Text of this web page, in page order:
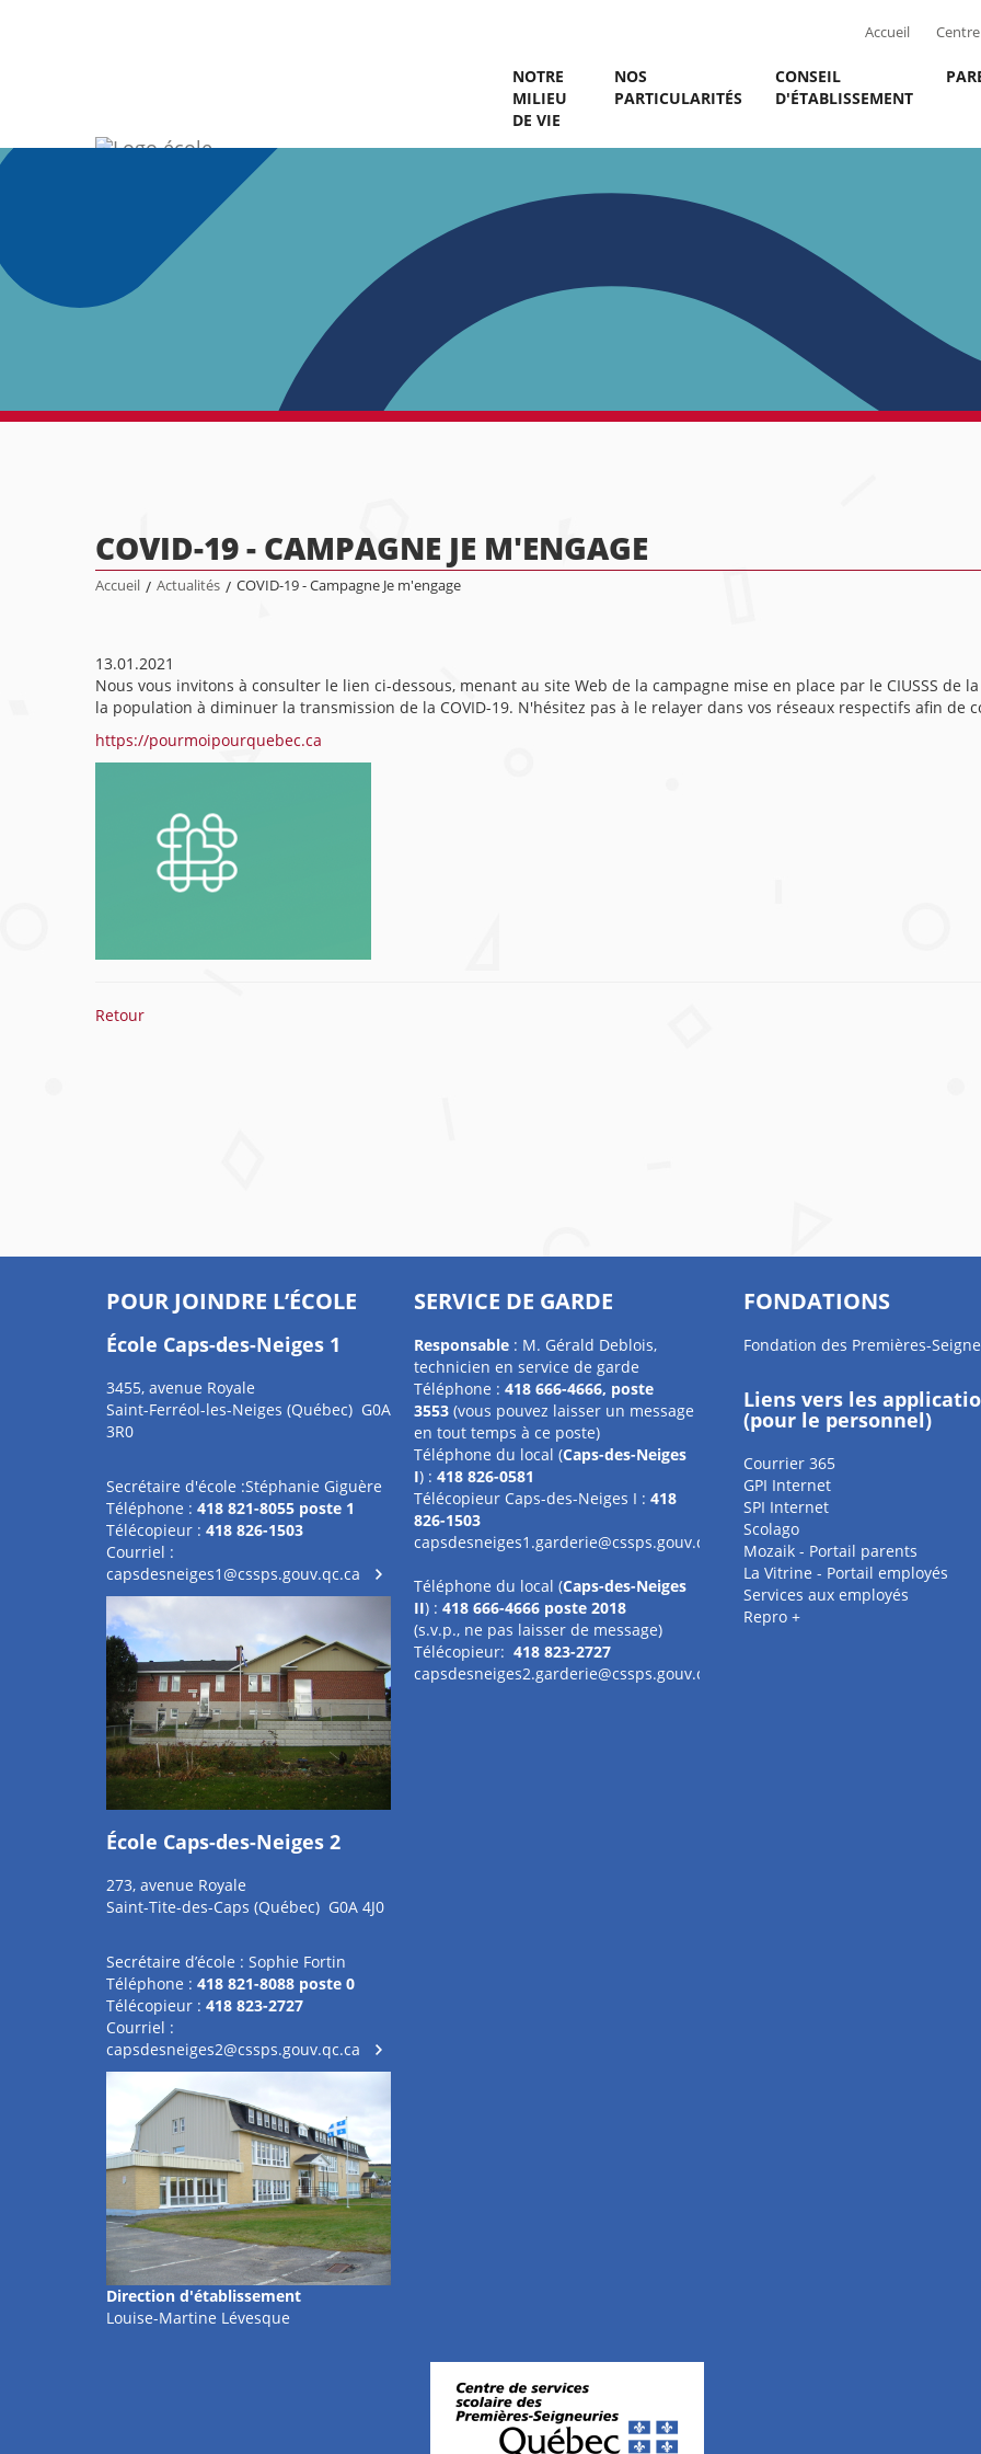
Accueil
NOTRE
MILIEU
DE VIE
NOS
PARTICULARITÉS
CONSEIL
D'ÉTABLISSEMENT
COVID-19 - CAMPAGNE JE M'ENGAGE
Accueil / Actualités / COVID-19 - Campagne Je m'engage
13.01.2021
Nous vous invitons à consulter le lien ci-dessous, menant au site Web de la campagne mise en place par le CIUSSS de
la population à diminuer la transmission de la COVID-19. N'hésitez pas à le relayer dans vos réseaux respectifs afin de
https://pourmoipourquebec.ca
Retour
POUR JOINDRE L’ÉCOLE
École Caps-des-Neiges 1
3455, avenue Royale
Saint-Ferréol-les-Neiges (Québec) G0A
3R0
Secrétaire d'école :Stéphanie Giguère
Téléphone : 418 821-8055 poste 1
Télécopieur : 418 826-1503
Courriel :
capsdesneiges1@cssps.gouv.qc.ca
École Caps-des-Neiges 2
273, avenue Royale
Saint-Tite-des-Caps (Québec) G0A 4J0
Secrétaire d’école : Sophie Fortin
Téléphone : 418 821-8088 poste 0
Télécopieur : 418 823-2727
Courriel :
capsdesneiges2@cssps.gouv.qc.ca
Direction d'établissement
Louise-Martine Lévesque
SERVICE DE GARDE
Responsable : M. Gérald Deblois,
technicien en service de garde
Téléphone : 418 666-4666, poste
3553(vous pouvez laisser un message
en tout temps à ce poste)
Téléphone du local (Caps-des-Neiges
I) : 418 826-0581
Télécopieur Caps-des-Neiges I : 418
826-1503
capsdesneiges1.garderie@cssps.gouv.qc.ca
Téléphone du local (Caps-des-Neiges
II) : 418 666-4666 poste 2018
(s.v.p., ne pas laisser de message)
Télécopieur: 418 823-2727
capsdesneiges2.garderie@cssps.gouv.qc.ca
FONDATIONS
Fondation des Premières-
Liens vers les
(pour le personnel)
Courrier 365
GPI Internet
SPI Internet
Scolago
Mozaik - Portail parents
La Vitrine - Portail employés
Services aux employés
Repro +